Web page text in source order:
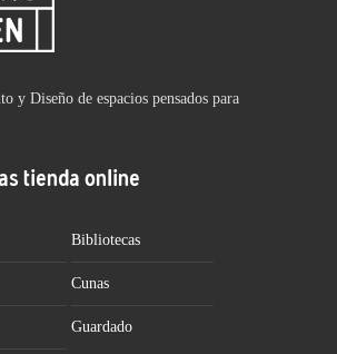
y Diseño de espacios pensados para
tienda online
Bibliotecas
Cunas
Guardado